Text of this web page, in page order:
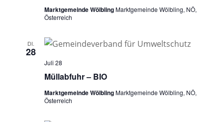
Marktgemeinde WölblingMarktgemeinde Wölbling, NÖ,
Österreich
DI.
28
Müllabfuhr – BIO
Juli 28
Marktgemeinde WölblingMarktgemeinde Wölbling, NÖ,
Österreich